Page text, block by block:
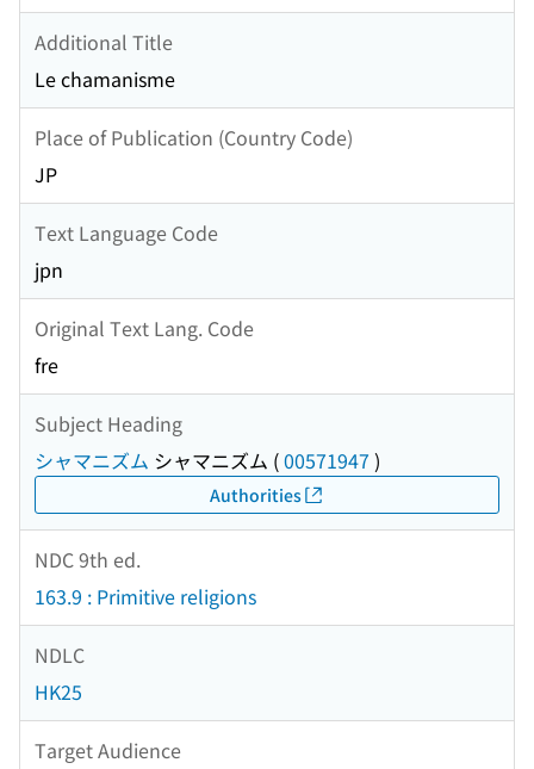
Additional Title
Le chamanisme
Place of Publication (Country Code)
JP
Text Language Code
jpn
Original Text Lang. Code
fre
Subject Heading
シャマニズム シャマニズム (00571947 )
Authorities
NDC 9th ed.
163.9 : Primitive religions
NDLC
HK25
Target Audience